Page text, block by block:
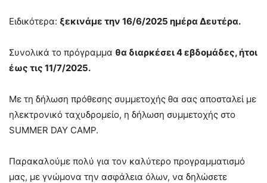
Ειδικότερα: ξεκινάμε την 16/6/2025 ημέρα Δευτέρα.
Συνολικά το πρόγραμμα θα διαρκέσει 4 εβδομάδες, ήτοι
έως τις 11/7/2025.
Με τη δήλωση πρόθεσης συμμετοχής θα σας αποσταλεί με
ηλεκτρονικό ταχυδρομείο, η δήλωση συμμετοχής στο
SUMMER DAY CAMP.
Παρακαλούμε πολύ για τον καλύτερο προγραμματισμό
μας, με γνώμονα την ασφάλεια όλων, να δηλώσετε